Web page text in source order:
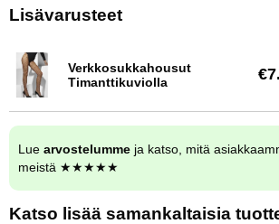
Lisävarusteet
Verkkosukkahousut
Timanttikuviolla
Tuote.nro 9699
Lue arvostelumme ja katso, mitä
meistä ★★★★★
Katso lisää samankaltaisia